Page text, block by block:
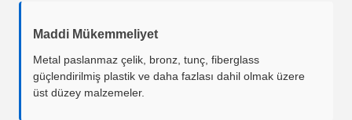
Maddi Mükemmeliyet
Metal paslanmaz çelik, bronz, tunç, fiberglass
güçlendirilmiş plastik ve daha fazlası dahil olmak üzere
üst düzey malzemeler.